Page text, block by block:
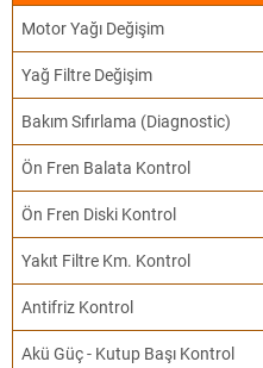
Motor Yağı Değişim
Yağ Filtre Değişim
Bakım Sıfırlama (Diagnostic)
Ön Fren Balata Kontrol
Ön Fren Diski Kontrol
Yakıt Filtre Km. Kontrol
Antifriz Kontrol
Akü Güç - Kutup Başı Kontrol